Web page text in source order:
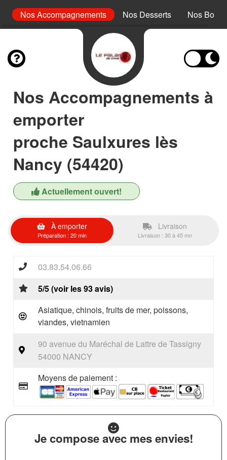
Nos Accompagnements Nos Desserts Nos
Nos Accompagnements à
emporter
proche Saulxures lès
Nancy (54420)
Actuellement ouvert!
À emporter
Préparation : 20 min
Livraison
Livraison : 30 à 45 mn
03.83.54.06.66
5/5 (voir les 93 avis)
Asiatique, chinois, fruits de mer, poissons,
viandes, vietnamien
90 avenue du Maréchal de Lattre de Tassigny
54000 NANCY
Moyens de paiement :
Je compose avec mes envies!